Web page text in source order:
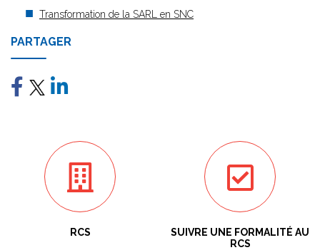
Transformation de la SARL en SNC
PARTAGER
RCS
SUIVRE UNE FORMALITÉ AU
RCS